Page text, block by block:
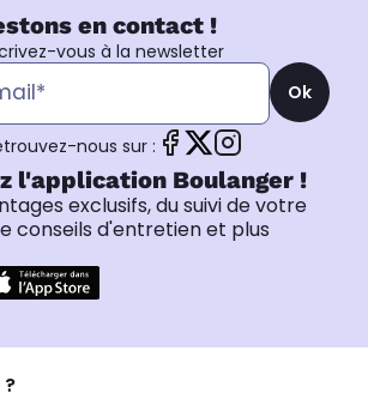
en contact !
vous à la newsletter
Ok
nous sur :
l'application Boulanger !
exclusifs, du suivi de votre
conseils d'entretien et plus